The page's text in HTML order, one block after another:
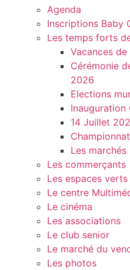
Agenda
Inscriptions Baby
Les temps forts
Vacances
Cérémonie
2026
Elections
Inauguration
14 Juillet
Les
Les commerçants
Les espaces verts
Le centre
Le cinéma
Les associations
Le club senior
Le marché du
Les photos